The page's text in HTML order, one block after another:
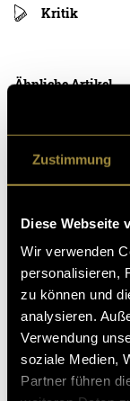
Zustimmung
Diese Webseite
Wir verwenden
personalisieren,
zu können und
analysieren.
Verwendung
soziale Medien,
Partner führen
Kritik
Ähnliche Artikel